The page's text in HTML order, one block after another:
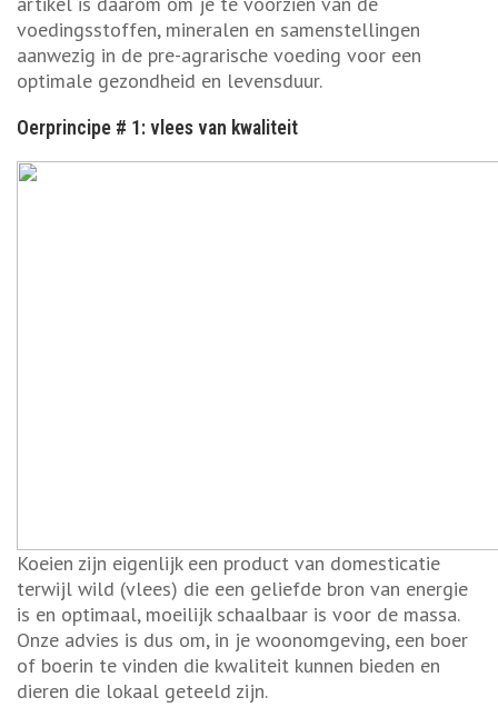
voedingsstoffen, mineralen en samenstellingen
aanwezig in de pre-agrarische voeding voor een
optimale gezondheid en levensduur.
Oerprincipe # 1: vlees van kwaliteit
Koeien zijn eigenlijk een product van domesticatie
terwijl wild (vlees) die een geliefde bron van energie
is en optimaal, moeilijk schaalbaar is voor de massa.
Onze advies is dus om, in je woonomgeving, een boer
of boerin te vinden die kwaliteit kunnen bieden en
dieren die lokaal geteeld zijn.